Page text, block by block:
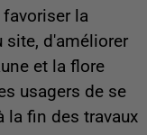
la
site, d'améliorer
et la flore
usagers de se
la fin des travaux